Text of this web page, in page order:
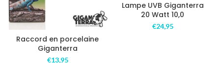
Raccord en porcelaine
Giganterra
€13,95
Lampe UVB Giganterra
20 Watt 10,0
€24,95